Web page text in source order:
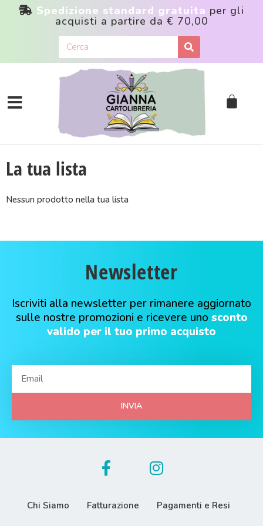
Spedizione standard gratuita per gli
acquisti a partire da € 70,00
La tua lista
Nessun prodotto nella tua lista
Newsletter
Iscriviti alla newsletter per rimanere aggiornato
sulle nostre promozioni e ricevere uno sconto
valido per il tuo primo acquisto
INVIA
Chi Siamo Fatturazione Pagamenti e Resi